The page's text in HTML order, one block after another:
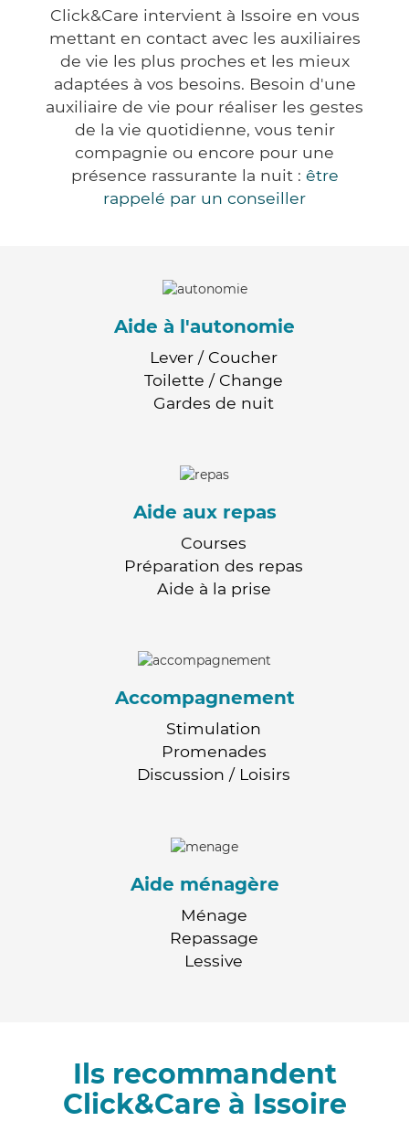
Click&Care intervient à Issoire en vous
mettant en contact avec les auxiliaires
de vie les plus proches et les mieux
adaptées à vos besoins. Besoin d'une
auxiliaire de vie pour réaliser les gestes
de la vie quotidienne, vous tenir
compagnie ou encore pour une
présence rassurante la nuit : être
rappelé par un conseiller
Aide à l'autonomie
Lever / Coucher
Toilette / Change
Gardes de nuit
Aide aux repas
Courses
Préparation des repas
Aide à la prise
Accompagnement
Stimulation
Promenades
Discussion / Loisirs
Aide ménagère
Ménage
Repassage
Lessive
Ils recommandent
Click&Care à Issoire